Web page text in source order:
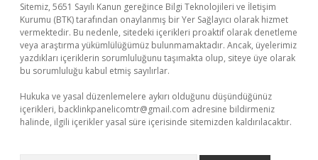
Sitemiz, 5651 Sayılı Kanun gereğince Bilgi Teknolojileri ve İletişim
Kurumu (BTK) tarafından onaylanmış bir Yer Sağlayıcı olarak hizmet
vermektedir. Bu nedenle, sitedeki içerikleri proaktif olarak denetleme
veya araştırma yükümlülüğümüz bulunmamaktadır. Ancak, üyelerimiz
yazdıkları içeriklerin sorumluluğunu taşımakta olup, siteye üye olarak
bu sorumluluğu kabul etmiş sayılırlar.
Hukuka ve yasal düzenlemelere aykırı olduğunu düşündüğünüz
içerikleri, backlinkpanelicomtr@gmail.com adresine bildirmeniz
halinde, ilgili içerikler yasal süre içerisinde sitemizden kaldırılacaktır.